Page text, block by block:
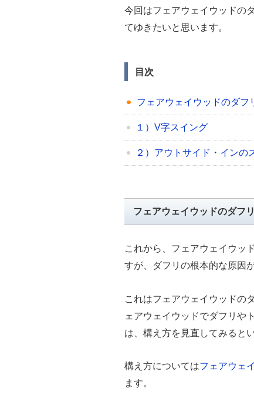
今回はフェアウェイウッドの
てゆきたいと思います。
目次
フェアウェイウッドのダフ
１）V字スイング
２）アウトサイド・インの
フェアウェイウッドのダフ
これから、フェアウェイウッ
すが、ダフリの根本的な原因
これはフェアウェイウッドの
ェアウェイウッドでダフリや
は、構え方を見直してみると
構え方についてはフェアウェ
ます。